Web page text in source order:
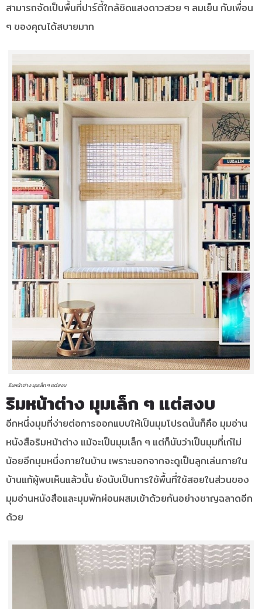
สามารถจัดเป็นพื้นที่ปาร์ตี้ใกล้ชิดแสงดาวสวย ๆ ลมเย็น กับเพื่อน
ๆ ของคุณได้สบายมาก
ริมหน้าต่าง มุมเล็ก ๆ แต่สงบ
ริมหน้าต่าง มุมเล็ก ๆ แต่สงบ
อีกหนึ่งมุมที่ง่ายต่อการออกแบบให้เป็นมุมโปรดนั้นก็คือ มุมอ่าน
หนังสือริมหน้าต่าง แม้จะเป็นมุมเล็ก ๆ แต่ก็นับว่าเป็นมุมที่เก๋ไม่
น้อยอีกมุมหนึ่งภายในบ้าน เพราะนอกจากจะดูเป็นลูกเล่นภายใน
บ้านแก้ผู้พบเห็นแล้วนั้น ยังนับเป็นการใช้พื้นที่ใช้สอยในส่วนของ
มุมอ่านหนังสือและมุมพักผ่อนผสมเข้าด้วยกันอย่างชาญฉลาดอีก
ด้วย